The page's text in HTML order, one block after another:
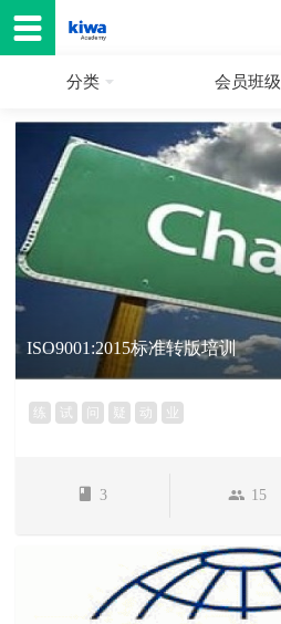
分类 会员班级
ISO9001:2015标准转版培训
练 试 问 疑 动 业
3 15